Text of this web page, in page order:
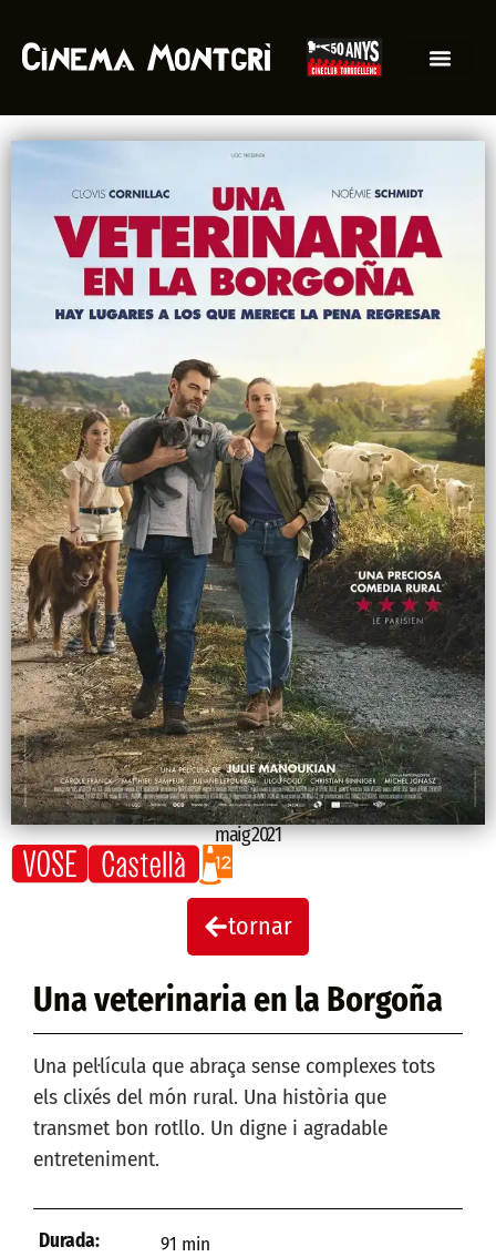
maig 2021
tornar
Una veterinaria en la Borgoña
Una pel·lícula que abraça sense complexes tots
els clixés del món rural. Una història que
transmet bon rotllo. Un digne i agradable
entreteniment.
Durada:
91 min